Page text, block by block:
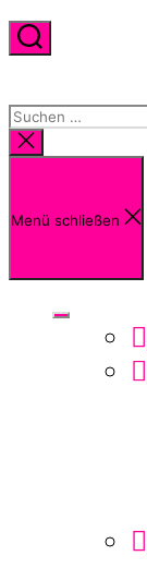
Suchen
Suchen
nach:
Suche
schließen
Menü schließen